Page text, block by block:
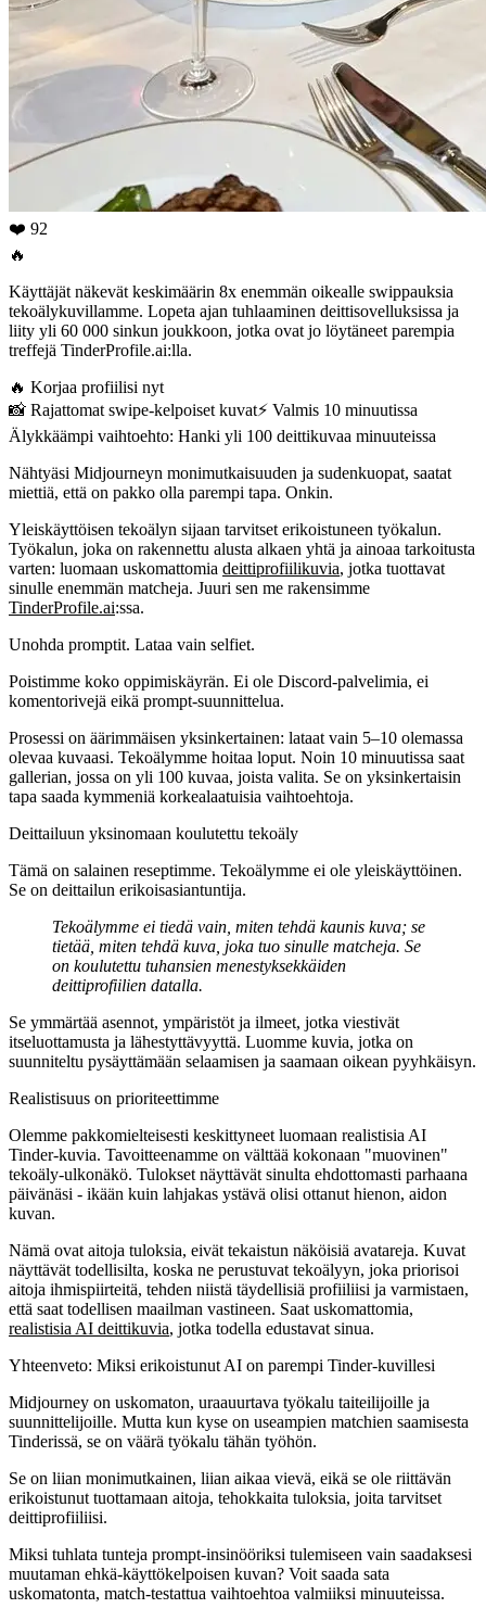
❤️ 92
🔥
Käyttäjät näkevät keskimäärin 8x enemmän oikealle swippauksia
tekoälykuvillamme. Lopeta ajan tuhlaaminen deittisovelluksissa ja
liity yli 60 000 sinkun joukkoon, jotka ovat jo löytäneet parempia
treffejä TinderProfile.ai:lla.
🔥 Korjaa profiilisi nyt
📸 Rajattomat swipe-kelpoiset kuvat⚡️ Valmis 10 minuutissa
Älykkäämpi vaihtoehto: Hanki yli 100 deittikuvaa minuuteissa
Nähtyäsi Midjourneyn monimutkaisuuden ja sudenkuopat, saatat
miettiä, että on pakko olla parempi tapa. Onkin.
Yleiskäyttöisen tekoälyn sijaan tarvitset erikoistuneen työkalun.
Työkalun, joka on rakennettu alusta alkaen yhtä ja ainoaa tarkoitusta
varten: luomaan uskomattomia deittiprofiilikuvia, jotka tuottavat
sinulle enemmän matcheja. Juuri sen me rakensimme
TinderProfile.ai:ssa.
Unohda promptit. Lataa vain selfiet.
Poistimme koko oppimiskäyrän. Ei ole Discord-palvelimia, ei
komentorivejä eikä prompt-suunnittelua.
Prosessi on äärimmäisen yksinkertainen: lataat vain 5–10 olemassa
olevaa kuvaasi. Tekoälymme hoitaa loput. Noin 10 minuutissa saat
gallerian, jossa on yli 100 kuvaa, joista valita. Se on yksinkertaisin
tapa saada kymmeniä korkealaatuisia vaihtoehtoja.
Deittailuun yksinomaan koulutettu tekoäly
Tämä on salainen reseptimme. Tekoälymme ei ole yleiskäyttöinen.
Se on deittailun erikoisasiantuntija.
Tekoälymme ei tiedä vain, miten tehdä kaunis kuva; se
tietää, miten tehdä kuva, joka tuo sinulle matcheja. Se
on koulutettu tuhansien menestyksekkäiden
deittiprofiilien datalla.
Se ymmärtää asennot, ympäristöt ja ilmeet, jotka viestivät
itseluottamusta ja lähestyttävyyttä. Luomme kuvia, jotka on
suunniteltu pysäyttämään selaamisen ja saamaan oikean pyyhkäisyn.
Realistisuus on prioriteettimme
Olemme pakkomielteisesti keskittyneet luomaan realistisia AI
Tinder-kuvia. Tavoitteenamme on välttää kokonaan "muovinen"
tekoäly-ulkonäkö. Tulokset näyttävät sinulta ehdottomasti parhaana
päivänäsi - ikään kuin lahjakas ystävä olisi ottanut hienon, aidon
kuvan.
Nämä ovat aitoja tuloksia, eivät tekaistun näköisiä avatareja. Kuvat
näyttävät todellisilta, koska ne perustuvat tekoälyyn, joka priorisoi
aitoja ihmispiirteitä, tehden niistä täydellisiä profiiliisi ja varmistaen,
että saat todellisen maailman vastineen. Saat uskomattomia,
realistisia AI deittikuvia, jotka todella edustavat sinua.
Yhteenveto: Miksi erikoistunut AI on parempi Tinder-kuvillesi
Midjourney on uskomaton, uraauurtava työkalu taiteilijoille ja
suunnittelijoille. Mutta kun kyse on useampien matchien saamisesta
Tinderissä, se on väärä työkalu tähän työhön.
Se on liian monimutkainen, liian aikaa vievä, eikä se ole riittävän
erikoistunut tuottamaan aitoja, tehokkaita tuloksia, joita tarvitset
deittiprofiiliisi.
Miksi tuhlata tunteja prompt-insinööriksi tulemiseen vain saadaksesi
muutaman ehkä-käyttökelpoisen kuvan? Voit saada sata
uskomatonta, match-testattua vaihtoehtoa valmiiksi minuuteissa.